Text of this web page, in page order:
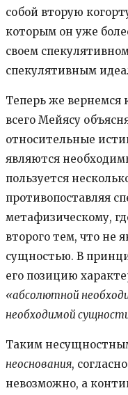
собой вторую
которым он уже
своем
спекулятивным
Теперь же вернемся
всего Мейясу
относительные
являются
пользуется
противопоставляя
метафизическому,
второго тем, что не
сущностью. В
его позицию
«абсолютной
необходимой
Таким
неоснования,
невозможно, а